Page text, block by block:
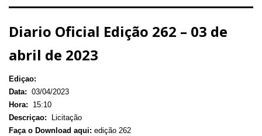
Diario Oficial Edição 262 – 03 de
abril de 2023
Ediçao:
Data: 03/04/2023
Hora:
15:10
Descriçao:
Licitação
Faça o Download aqui: edição 262